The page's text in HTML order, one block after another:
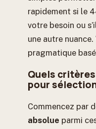
rapidement si le
votre besoin ou
une autre
pragmatique
Quels
pour
Commencez par
absolue parmi